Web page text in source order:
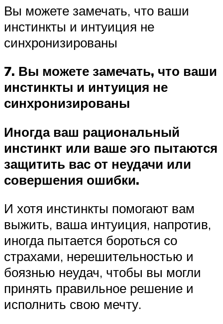
Вы можете замечать, что ваши
инстинкты и интуиция не
синхронизированы
7. Вы можете замечать, что ваши
инстинкты и интуиция не
синхронизированы
Иногда ваш рациональный
инстинкт или ваше эго пытаются
защитить вас от неудачи или
совершения ошибки.
И хотя инстинкты помогают вам
выжить, ваша интуиция, напротив,
иногда пытается бороться со
страхами, нерешительностью и
боязнью неудач, чтобы вы могли
принять правильное решение и
исполнить свою мечту.